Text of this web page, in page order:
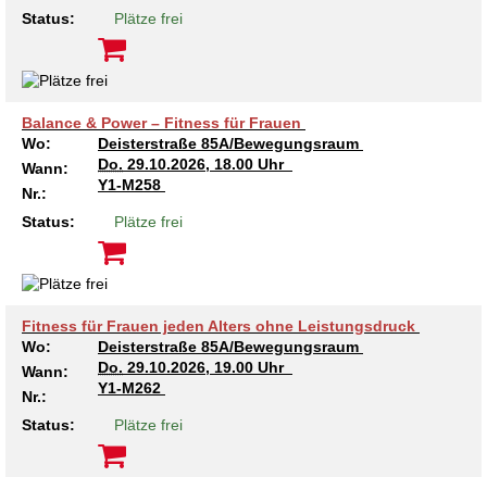
Status: Plätze frei
Balance & Power – Fitness für Frauen
Wo:
Deisterstraße 85A/Bewegungsraum
Wann:
Do. 29.10.2026, 18.00 Uhr
Nr.:
Y1-M258
Status: Plätze frei
Fitness für Frauen jeden Alters ohne Leistungsdruck
Wo:
Deisterstraße 85A/Bewegungsraum
Wann:
Do. 29.10.2026, 19.00 Uhr
Nr.:
Y1-M262
Status: Plätze frei